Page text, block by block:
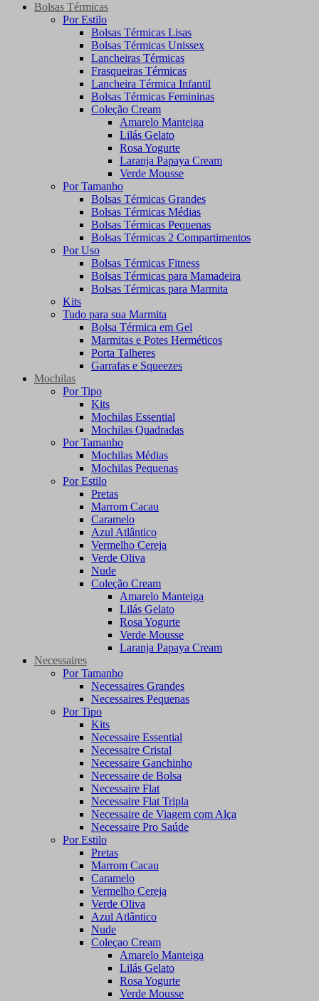
Bolsas Térmicas
Por Estilo
Bolsas Térmicas Lisas
Bolsas Térmicas Unissex
Lancheiras Térmicas
Frasqueiras Térmicas
Lancheira Térmica Infantil
Bolsas Térmicas Femininas
Coleção Cream
Amarelo Manteiga
Lilás Gelato
Rosa Yogurte
Laranja Papaya Cream
Verde Mousse
Por Tamanho
Bolsas Térmicas Grandes
Bolsas Térmicas Médias
Bolsas Térmicas Pequenas
Bolsas Térmicas 2 Compartimentos
Por Uso
Bolsas Térmicas Fitness
Bolsas Térmicas para Mamadeira
Bolsas Térmicas para Marmita
Kits
Tudo para sua Marmita
Bolsa Térmica em Gel
Marmitas e Potes Herméticos
Porta Talheres
Garrafas e Squeezes
Mochilas
Por Tipo
Kits
Mochilas Essential
Mochilas Quadradas
Por Tamanho
Mochilas Médias
Mochilas Pequenas
Por Estilo
Pretas
Marrom Cacau
Caramelo
Azul Atlântico
Vermelho Cereja
Verde Oliva
Nude
Coleção Cream
Amarelo Manteiga
Lilás Gelato
Rosa Yogurte
Verde Mousse
Laranja Papaya Cream
Necessaires
Por Tamanho
Necessaires Grandes
Necessaires Pequenas
Por Tipo
Kits
Necessaire Essential
Necessaire Cristal
Necessaire Ganchinho
Necessaire de Bolsa
Necessaire Flat
Necessaire Flat Tripla
Necessaire de Viagem com Alça
Necessaire Pro Saúde
Por Estilo
Pretas
Marrom Cacau
Caramelo
Vermelho Cereja
Verde Oliva
Azul Atlântico
Nude
Coleçao Cream
Amarelo Manteiga
Lilás Gelato
Rosa Yogurte
Verde Mousse